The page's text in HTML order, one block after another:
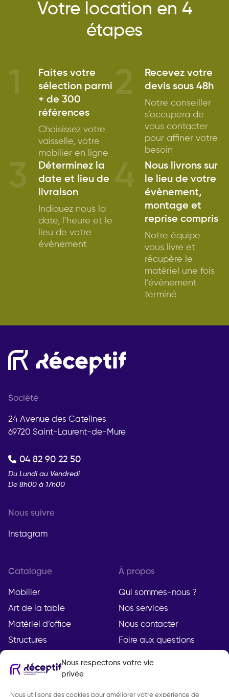
Nous respectons votre vie
privée
Nous utilisons des cookies pour améliorer votre expérience de
Votre location en 4
étapes
Faites votre
sélection parmi
+ de 300
références
Choisissez votre
vaisselle, votre
mobilier en ligne
Recevez votre
devis sous 48h
Notre conseiller
s’occupera de
vous contacter
pour affiner votre
besoin
Déterminez la
date et lieu de
livraison
Indiquez nous la
date, l’heure et le
lieu de votre
événement
Nous livrons sur
le lieu de votre
évènement,
montage et
reprise compris
Notre équipe
vous livre et
récupère le
matériel une fois
l’évènement
terminé
Société
24 Avenue des Catelines
69720 Saint-Laurent-de-Mure
04 82 90 22 50
Du Lundi au Vendredi
De 8h00 à 17h00
Nous suivre
Instagram
Catalogue
Mobilier
Art de la table
Matériel d’office
Structures
À propos
Qui sommes-nous ?
Nos services
Nous contacter
Foire aux questions
Compte